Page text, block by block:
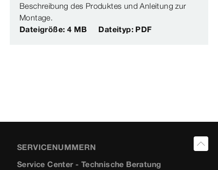
Beschreibung des Produktes und Anleitung zur
Montage.
Dateigröße: 4 MB
Dateityp: PDF
SERVICENUMMERN
Service Center - Technische Beratung